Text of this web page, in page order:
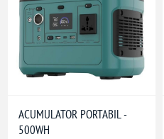
ACUMULATOR PORTABIL -
500WH